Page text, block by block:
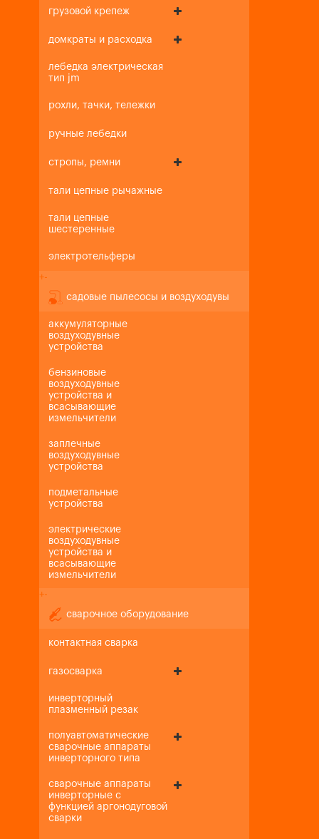
грузовой крепеж
домкраты и расходка
лебедка электрическая
тип jm
рохли, тачки, тележки
ручные лебедки
стропы, ремни
тали цепные рычажные
тали цепные
шестеренные
электротельферы
+-
садовые пылесосы и воздуходувы
аккумуляторные
воздуходувные
устройства
бензиновые
воздуходувные
устройства и
всасывающие
измельчители
заплечные
воздуходувные
устройства
подметальные
устройства
электрические
воздуходувные
устройства и
всасывающие
измельчители
+-
сварочное оборудование
контактная сварка
газосварка
инверторный
плазменный резак
полуавтоматические
сварочные аппараты
инверторного типа
сварочные аппараты
инверторные с
функцией аргонодуговой
сварки